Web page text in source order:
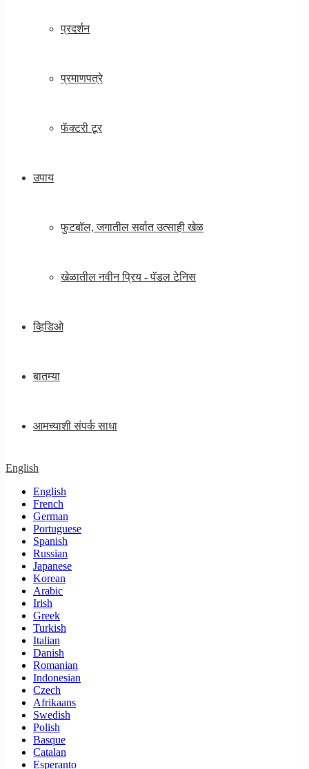
प्रदर्शन
प्रमाणपत्रे
फॅक्टरी टूर
उपाय
फुटबॉल, जगातील सर्वात उत्साही खेळ
खेळातील नवीन प्रिय - पॅडल टेनिस
व्हिडिओ
बातम्या
आमच्याशी संपर्क साधा
English
English
French
German
Portuguese
Spanish
Russian
Japanese
Korean
Arabic
Irish
Greek
Turkish
Italian
Danish
Romanian
Indonesian
Czech
Afrikaans
Swedish
Polish
Basque
Catalan
Esperanto